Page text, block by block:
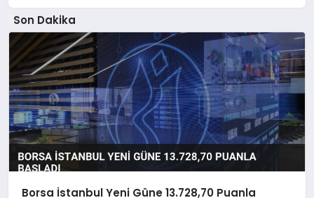
Son Dakika
Borsa İstanbul Yeni Güne 13.728,70 Puanla